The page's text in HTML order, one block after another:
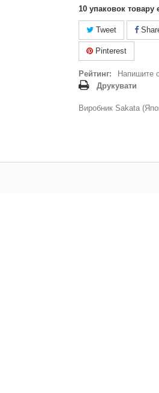
10 упаковок товару
Tweet
Pinterest
Рейтинг:
Напишите
Друкувати
Виробник Sakata